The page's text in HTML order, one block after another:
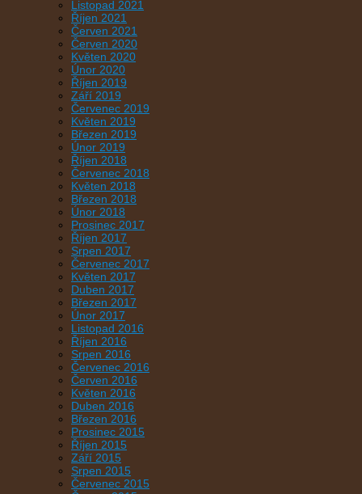
Listopad 2021
Říjen 2021
Červen 2021
Červen 2020
Květen 2020
Únor 2020
Říjen 2019
Září 2019
Červenec 2019
Květen 2019
Březen 2019
Únor 2019
Říjen 2018
Červenec 2018
Květen 2018
Březen 2018
Únor 2018
Prosinec 2017
Říjen 2017
Srpen 2017
Červenec 2017
Květen 2017
Duben 2017
Březen 2017
Únor 2017
Listopad 2016
Říjen 2016
Srpen 2016
Červenec 2016
Červen 2016
Květen 2016
Duben 2016
Březen 2016
Prosinec 2015
Říjen 2015
Září 2015
Srpen 2015
Červenec 2015